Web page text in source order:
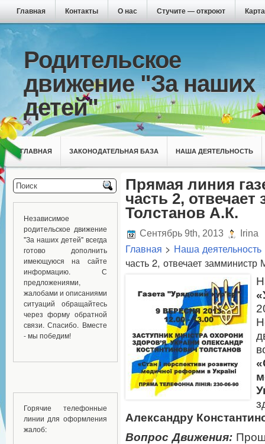
Главная Контакты О нас Стучите — откроют
Родительское
движение "За наших
детей"
ГЛАВНАЯ ЗАКОНОДАТЕЛЬНАЯ БАЗА НАША ДЕЯТЕЛЬНОСТЬ
Независимое
родительское движение
"За наших детей" всегда
готово дополнить
имеющуюся на сайте
информацию. С
предложениями,
жалобами и описаниями
ситуаций обращайтесь
через форму обратной
связи. Спасибо. Вместе
- мы победим!
Горячие телефонные
линии для оформления
жалоб:
Прямая линия
часть 2,
Толстанов А.К.
Сентябрь 9th, 2013 Irina
Главная > Наша деятельность
часть 2, отвечает
Александру
Вопрос Движения: